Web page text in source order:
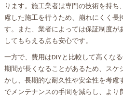
ります。施工業者は専門の技術を持ち
慮した施工を行うため、崩れにくく長
す。また、業者によっては保証制度が
してもらえる点も安心です。
一方で、費用はDIYと比較して高くな
期間が長くなることがあるため、スケ
かし、長期的な耐久性や安全性を考慮
でメンテナンスの手間を減らし、より